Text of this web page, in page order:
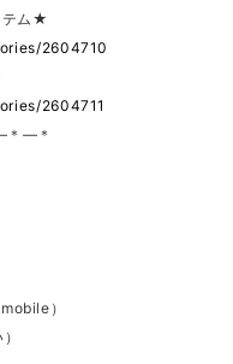
テム★
2604710
2604711
—＊
）